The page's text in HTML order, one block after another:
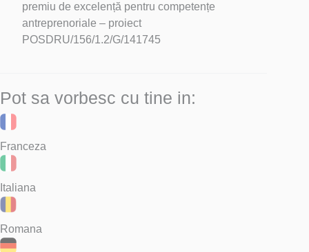
premiu de excelență pentru competențe
antreprenoriale – proiect
POSDRU/156/1.2/G/141745
Pot sa vorbesc cu tine in:
Franceza
Italiana
Romana